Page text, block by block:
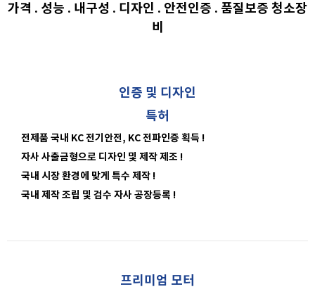
가격 . 성능 . 내구성 . 디자인 . 안전인증 . 품질보증 청소장
비
인증 및 디자인
특허
전제품 국내 KC 전기안전, KC 전파인증 획득 !
자사 사출금형으로 디자인 및 제작 제조 !
국내 시장 환경에 맞게 특수 제작 !
국내 제작 조립 및 검수 자사 공장등록 !
프리미엄 모터